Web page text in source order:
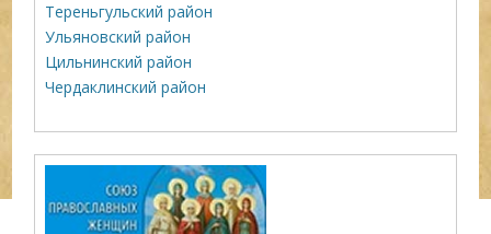
Тереньгульский район
Ульяновский район
Цильнинский район
Чердаклинский район